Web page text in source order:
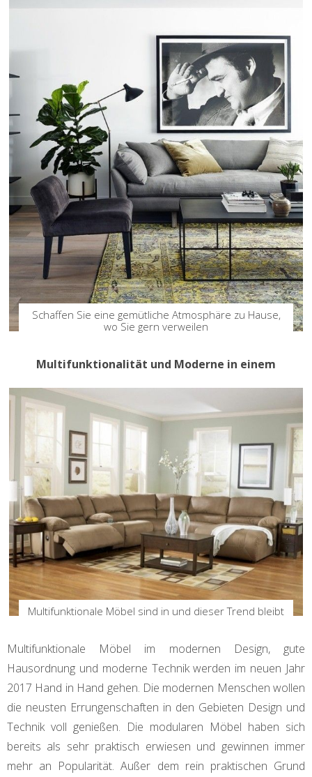
Schaffen Sie eine gemütliche Atmosphäre zu Hause,
wo Sie gern verweilen
Multifunktionalität und Moderne in einem
Multifunktionale Möbel sind in und dieser Trend bleibt
Multifunktionale Möbel im modernen Design, gute
Hausordnung und moderne Technik werden im neuen Jahr
2017 Hand in Hand gehen. Die modernen Menschen wollen
die neusten Errungenschaften in den Gebieten Design und
Technik voll genießen. Die modularen Möbel haben sich
bereits als sehr praktisch erwiesen und gewinnen immer
mehr an Popularität. Außer dem rein praktischen Grund